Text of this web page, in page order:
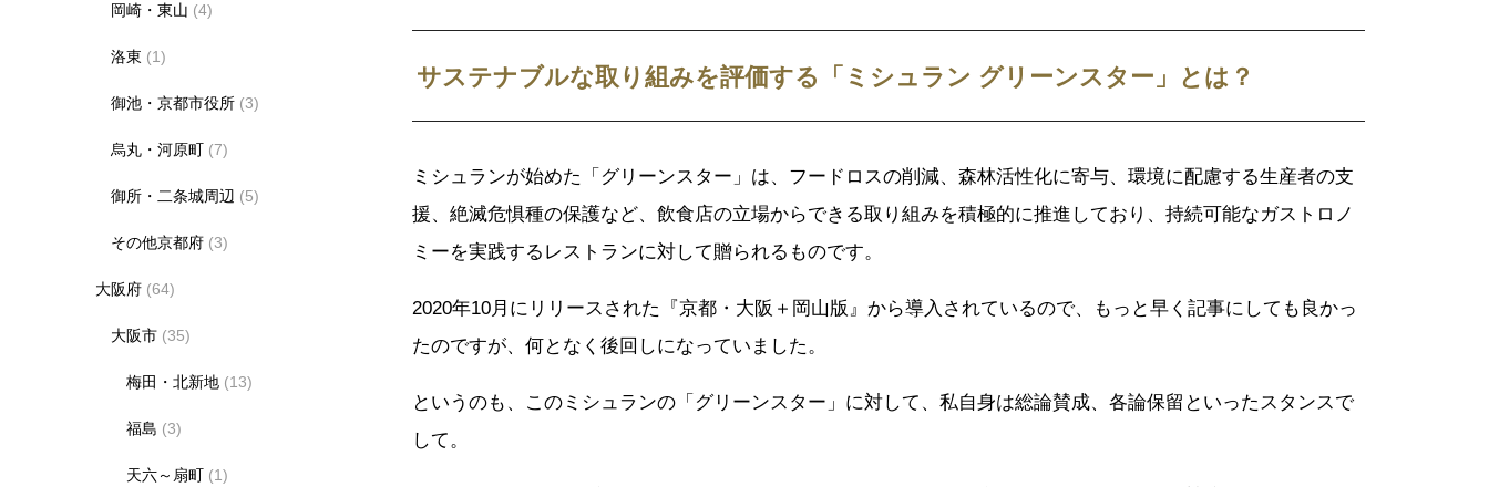
サステナブルな取り組みを評価する「ミシュラン グリーンスター」とは？
ミシュランが始めた「グリーンスター」は、フードロスの削減、森林活性化に寄与、環境に配慮する生産者の支
援、絶滅危惧種の保護など、飲食店の立場からできる取り組みを積極的に推進しており、持続可能なガストロノ
ミーを実践するレストランに対して贈られるものです。
2020年10月にリリースされた『京都・大阪＋岡山版』から導入されているので、もっと早く記事にしても良かっ
たのですが、何となく後回しになっていました。
というのも、このミシュランの「グリーンスター」に対して、私自身は総論賛成、各論保留といったスタンスで
して。
岡崎・東山 (4)
洛東 (1)
御池・京都市役所 (3)
烏丸・河原町 (7)
御所・二条城周辺 (5)
その他京都府 (3)
大阪府 (64)
大阪市 (35)
梅田・北新地 (13)
福島 (3)
天六～扇町 (1)